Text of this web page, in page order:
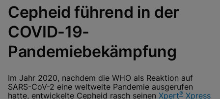
Cepheid führend in der
COVID-19-
Pandemiebekämpfung
Im Jahr 2020, nachdem die WHO als Reaktion auf
SARS-CoV-2 eine weltweite Pandemie ausgerufen
hatte, entwickelte Cepheid rasch seinen Xpert® Xpress